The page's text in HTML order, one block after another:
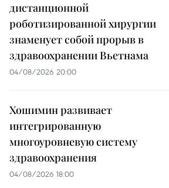
дистанционной
роботизированной хирургии
знаменует собой прорыв в
здравоохранении Вьетнама
04/08/2026 20:00
Хошимин развивает
интегрированную
многоуровневую систему
здравоохранения
04/08/2026 18:00